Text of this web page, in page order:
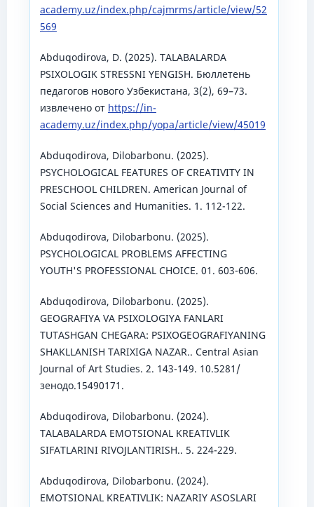
academy.uz/index.php/cajmrms/article/view/52
569
Abduqodirova, D. (2025). TALABALARDA
PSIXOLOGIK STRESSNI YENGISH. Бюллетень
педагогов нового Узбекистана, 3(2), 69–73.
извлечено от https://in-
academy.uz/index.php/yopa/article/view/45019
Abduqodirova, Dilobarbonu. (2025).
PSYCHOLOGICAL FEATURES OF CREATIVITY IN
PRESCHOOL CHILDREN. American Journal of
Social Sciences and Humanities. 1. 112-122.
Abduqodirova, Dilobarbonu. (2025).
PSYCHOLOGICAL PROBLEMS AFFECTING
YOUTH'S PROFESSIONAL CHOICE. 01. 603-606.
Abduqodirova, Dilobarbonu. (2025).
GEOGRAFIYA VA PSIXOLOGIYA FANLARI
TUTASHGAN CHEGARA: PSIXOGEOGRAFIYANING
SHAKLLANISH TARIXIGA NAZAR.. Central Asian
Journal of Art Studies. 2. 143-149. 10.5281/
зенодо.15490171.
Abduqodirova, Dilobarbonu. (2024).
TALABALARDA EMOTSIONAL KREATIVLIK
SIFATLARINI RIVOJLANTIRISH.. 5. 224-229.
Abduqodirova, Dilobarbonu. (2024).
EMOTSIONAL KREATIVLIK: NAZARIY ASOSLARI